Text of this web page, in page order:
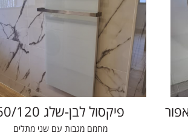
פיקסול לבן-שלג 60/120
מחמם מגבות עם שני מתלים